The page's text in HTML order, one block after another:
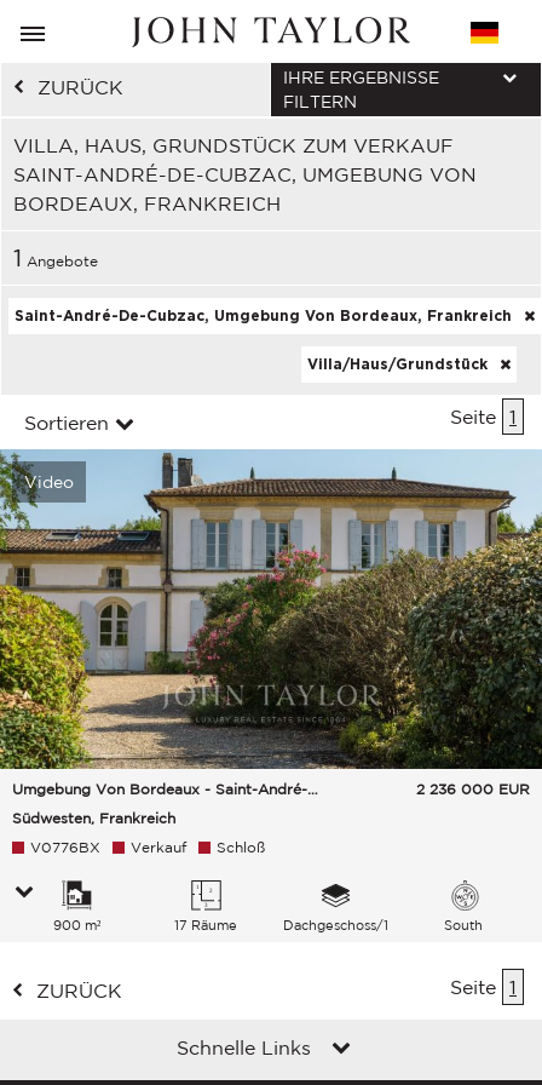
ZURÜCK
VILLA, HAUS, GRUNDSTÜCK ZUM VERKAUF
SAINT-ANDRÉ-DE-CUBZAC, UMGEBUNG VON
BORDEAUX, FRANKREICH
IHRE ERGEBNISSE
FILTERN
1 Angebote
Saint-André-De-Cubzac, Umgebung Von Bordeaux, Frankreich
Villa/Haus/Grundstück
Sortieren Seite 1
Video
Südwesten, Frankreich
2 236 000 EUR
V0776BX Verkauf Schloß
900 m² 17 Räume Dachgeschoss/1 South
ZURÜCK Seite 1
Schnelle Links